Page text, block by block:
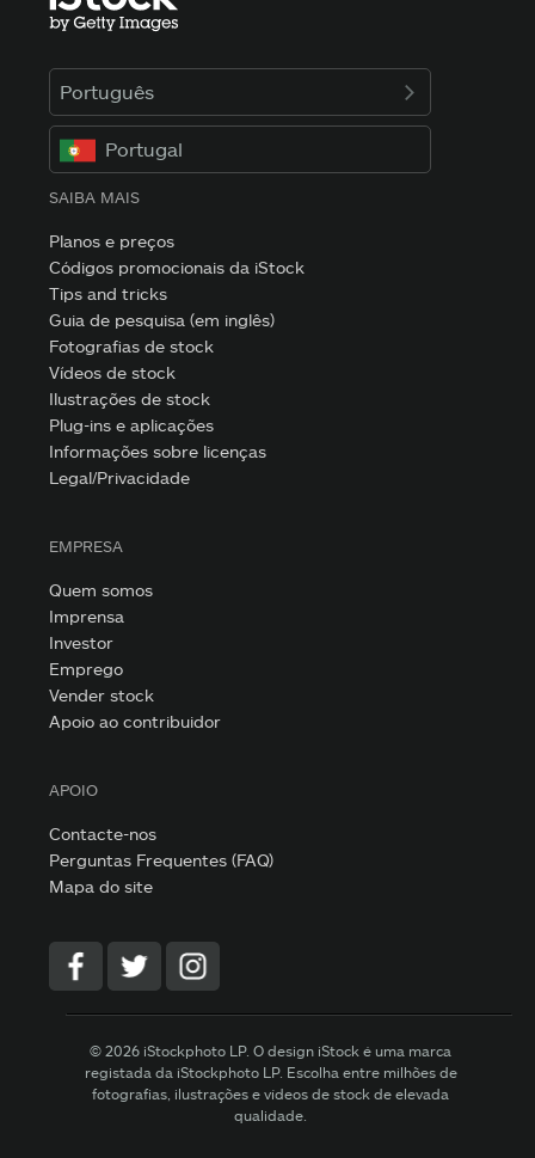
Português
Portugal
SAIBA MAIS
Planos e preços
Códigos promocionais da iStock
Tips and tricks
Guia de pesquisa (em inglês)
Fotografias de stock
Vídeos de stock
Ilustrações de stock
Plug-ins e aplicações
Informações sobre licenças
Legal/Privacidade
EMPRESA
Quem somos
Imprensa
Investor
Emprego
Vender stock
Apoio ao contribuidor
APOIO
Contacte-nos
Perguntas Frequentes (FAQ)
Mapa do site
© 2026 iStockphoto LP. O design iStock é uma marca
registada da iStockphoto LP. Escolha entre milhões de
fotografias, ilustrações e vídeos de stock de elevada
qualidade.